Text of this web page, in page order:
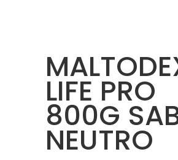
LIFE PRO
800G
NEUTRO